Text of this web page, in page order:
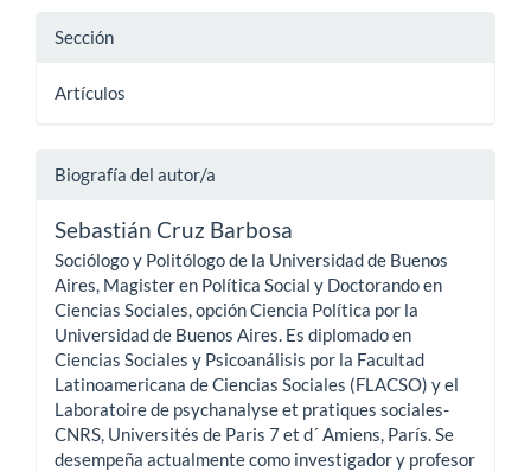
Sección
Artículos
Biografía del autor/a
Sebastián Cruz Barbosa
Sociólogo y Politólogo de la Universidad de Buenos
Aires, Magister en Política Social y Doctorando en
Ciencias Sociales, opción Ciencia Política por la
Universidad de Buenos Aires. Es diplomado en
Ciencias Sociales y Psicoanálisis por la Facultad
Latinoamericana de Ciencias Sociales (FLACSO) y el
Laboratoire de psychanalyse et pratiques sociales-
CNRS, Universités de Paris 7 et d´ Amiens, París. Se
desempeña actualmente como investigador y profesor